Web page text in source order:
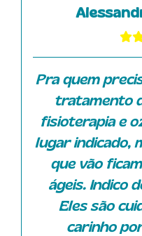
durante a
Fiquei até
Danila é
transmite
de ressaltar
atendeu o
Damha
fazendo
mas
com os
Pra quem
tratamento
fisioterapia e
lugar indicado,
que vão
ágeis. Indico
Eles são
carinho